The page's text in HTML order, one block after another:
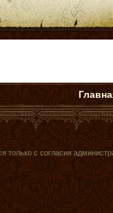
только с согласия